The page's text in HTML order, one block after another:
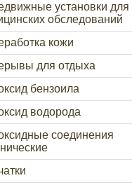
установки для
обследований
кожи
для отдыха
бензоила
водорода
соединения